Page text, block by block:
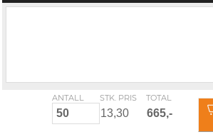
ANTALL STK. PRIS TOTAL